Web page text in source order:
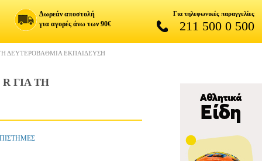
Δωρεάν αποστολή
για αγορές άνω των 90€
Για τηλεφωνικές παραγγελίες
211 500 0 500
ΔΕΥΤΕΡΟΒΑΘΜΙΑ ΕΚΠΑΙΔΕΥΣΗ
ΓΙΑ ΤΗ